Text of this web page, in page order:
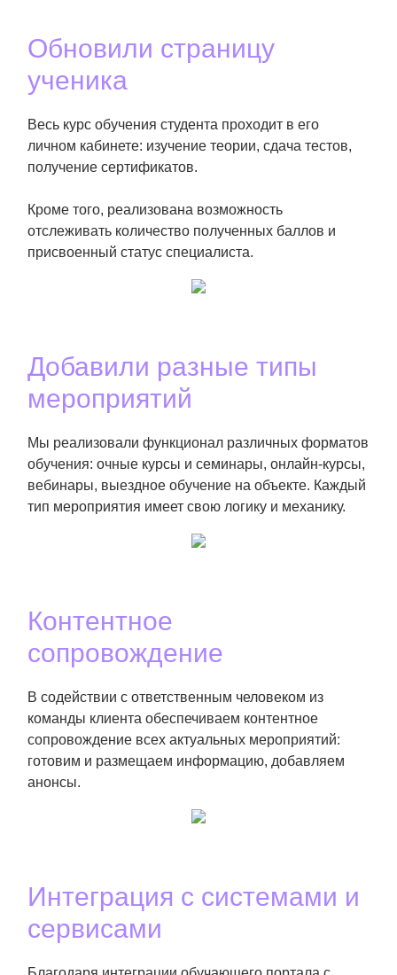
Обновили страницу
ученика
Весь курс обучения студента проходит в его
личном кабинете: изучение теории, сдача тестов,
получение сертификатов.
Кроме того, реализована возможность
отслеживать количество полученных баллов и
присвоенный статус специалиста.
Добавили разные типы
мероприятий
Мы реализовали функционал различных форматов
обучения: очные курсы и семинары, онлайн-курсы,
вебинары, выездное обучение на объекте. Каждый
тип мероприятия имеет свою логику и механику.
Контентное
сопровождение
В содействии с ответственным человеком из
команды клиента обеспечиваем контентное
сопровождение всех актуальных мероприятий:
готовим и размещаем информацию, добавляем
анонсы.
Интеграция с системами и
сервисами